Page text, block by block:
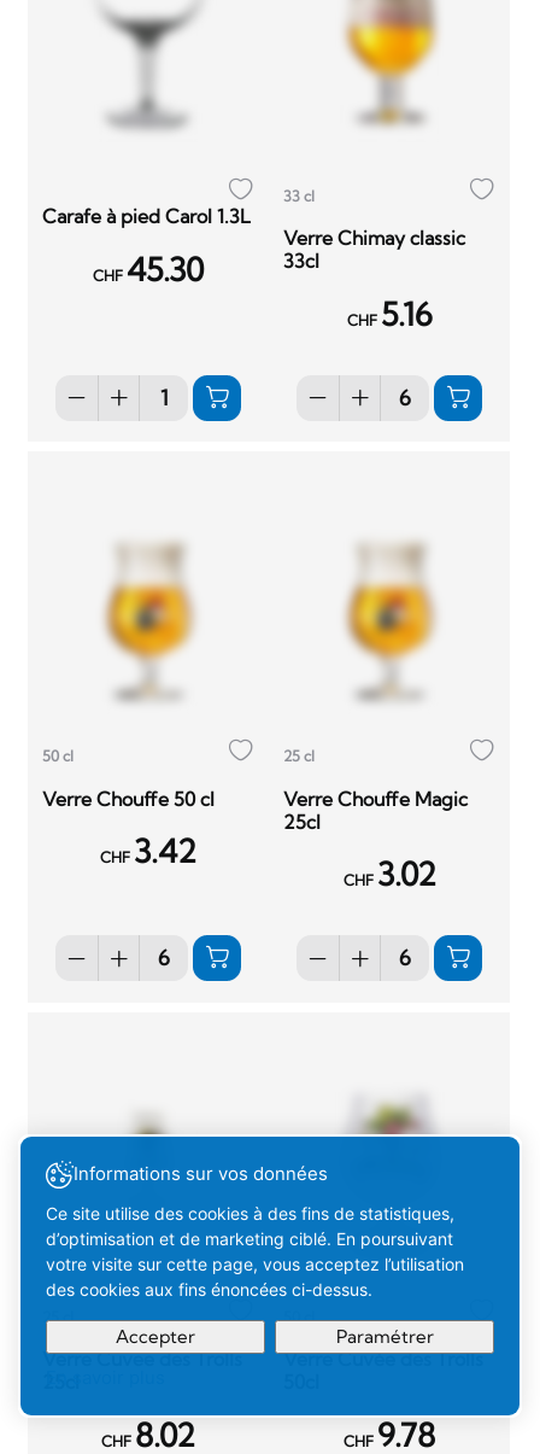
Carafe à pied Carol 1.3L
CHF 45.30
33 cl
Verre Chimay classic
33cl
CHF 5.16
50 cl
Verre Chouffe 50 cl
CHF 3.42
25 cl
Verre Chouffe Magic
25cl
CHF 3.02
25 cl
Verre Cuvee des Trolls
CHF 8.02
50 cl
Verre Cuvée des Trolls
CHF 9.78
sélection
Informations sur vos données
Ce site utilise des cookies à des fins de statistiques,
d’optimisation et de marketing ciblé. En poursuivant
votre visite sur cette page, vous acceptez l’utilisation
des cookies aux fins énoncées ci-dessus.
Accepter Paramétrer